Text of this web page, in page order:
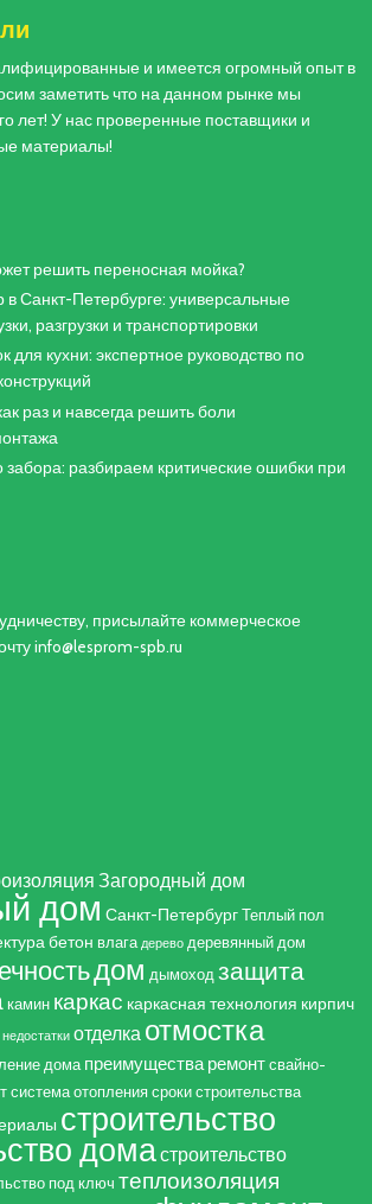
и имеется огромный опыт в
заметить что на данном рынке мы
лет! У нас проверенные поставщики и
материалы!
решить переносная мойка?
Санкт-Петербурге: универсальные
разгрузки и транспортировки
для кухни: экспертное руководство по
раз и навсегда решить боли
разбираем критические ошибки при
присылайте коммерческое
info@lesprom-spb.ru
Загородный дом
дом Санкт-Петербург Теплый пол
бетон влага дерево деревянный дом
дом дымоход защита
камин каркас каркасная технология кирпич
недостатки отделка отмостка
дома преимуществаремонт свайно-
система отопления сроки строительства
строительство
домастроительство
под ключ теплоизоляция